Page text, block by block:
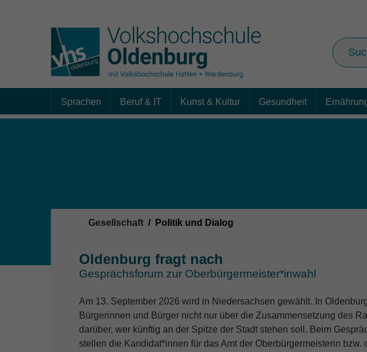
Sprachen Beruf & IT Kunst & Kultur Gesundheit
Gesellschaft Politik und Dialog
Oldenburg fragt nach
Gesprächsforum zur Oberbürgermeister*inwahl
Am 13. September 2026 wird in Niedersachsen gewählt. In
Bürgerinnen und Bürger nicht nur über die Zusammensetzung des
darüber, wer künftig an der Spitze der Stadt stehen soll. Beim
stellen die Kandidat*innen für das Amt der Oberbürgermeisterin bzw.